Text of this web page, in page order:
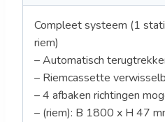
Compleet systeem (1
riem)
– Automatisch
– Riemcassette
– 4 afbaken richtingen
– (riem): B 1800 x H 47